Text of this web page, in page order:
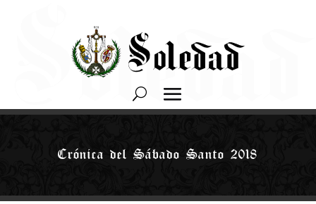
Crónica del Sábado Santo 2018